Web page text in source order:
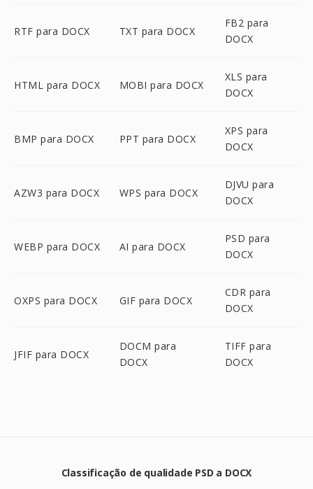
RTF para DOCX TXT para DOCX
FB2 para
DOCX
HTML para DOCX MOBI para DOCX
XLS para
DOCX
BMP para DOCX PPT para DOCX
XPS para
DOCX
AZW3 para DOCX WPS para DOCX
DJVU para
DOCX
WEBP para DOCX AI para DOCX
PSD para
DOCX
OXPS para DOCX GIF para DOCX
CDR para
DOCX
JFIF para DOCX
DOCM para
DOCX
TIFF para
DOCX
Classificação de qualidade PSD a DOCX